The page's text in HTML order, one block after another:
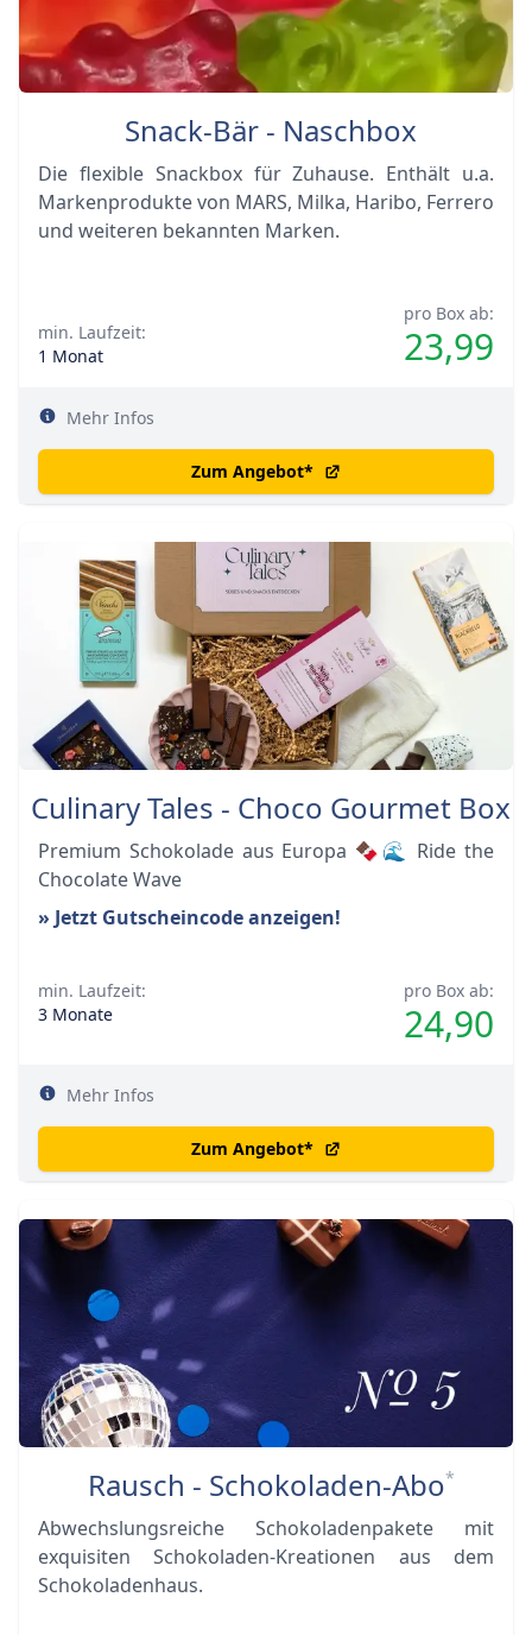
Snack-Bär - Naschbox
Die flexible Snackbox für Zuhause. Enthält u.a.
Markenprodukte von MARS, Milka, Haribo, Ferrero
und weiteren bekannten Marken.
pro Box ab:
23,99
min. Laufzeit:
1 Monat
Mehr Infos
Zum Angebot*
Culinary Tales - Choco Gourmet Box
Premium Schokolade aus Europa 🍫🌊 Ride the
Chocolate Wave
» Jetzt Gutscheincode anzeigen!
pro Box ab:
24,90
min. Laufzeit:
3 Monate
Mehr Infos
Zum Angebot*
Rausch - Schokoladen-Abo*
Abwechslungsreiche Schokoladenpakete mit
exquisiten Schokoladen-Kreationen aus dem
Schokoladenhaus.